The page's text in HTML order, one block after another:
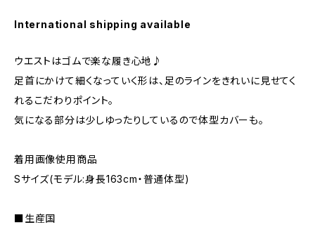
International shipping available
ウエストはゴムで楽な履き心地♪
足首にかけて細くなっていく形は、足のラインをきれいに見せてく
れるこだわりポイント。
気になる部分は少しゆったりしているので体型カバーも。
着用画像使用商品
Sサイズ(モデル:身長163cm・普通体型)
■生産国